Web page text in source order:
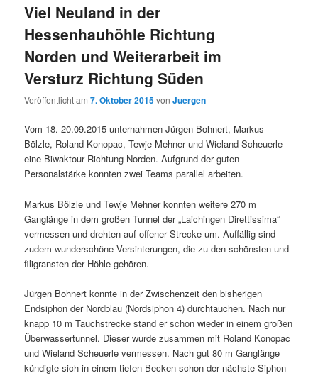
Viel Neuland in der
Hessenhauhöhle Richtung
Norden und Weiterarbeit im
Versturz Richtung Süden
Veröffentlicht am7. Oktober 2015vonJuergen
Vom 18.-20.09.2015 unternahmen Jürgen Bohnert, Markus
Bölzle, Roland Konopac, Tewje Mehner und Wieland Scheuerle
eine Biwaktour Richtung Norden. Aufgrund der guten
Personalstärke konnten zwei Teams parallel arbeiten.
Markus Bölzle und Tewje Mehner konnten weitere 270 m
Ganglänge in dem großen Tunnel der „Laichingen Direttissima“
vermessen und drehten auf offener Strecke um. Auffällig sind
zudem wunderschöne Versinterungen, die zu den schönsten und
filigransten der Höhle gehören.
Jürgen Bohnert konnte in der Zwischenzeit den bisherigen
Endsiphon der Nordblau (Nordsiphon 4) durchtauchen. Nach nur
knapp 10 m Tauchstrecke stand er schon wieder in einem großen
Überwassertunnel. Dieser wurde zusammen mit Roland Konopac
und Wieland Scheuerle vermessen. Nach gut 80 m Ganglänge
kündigte sich in einem tiefen Becken schon der nächste Siphon